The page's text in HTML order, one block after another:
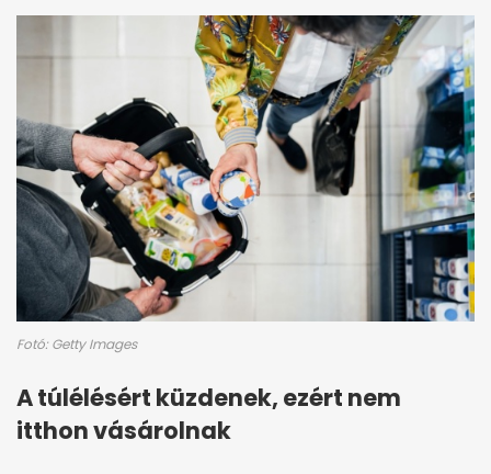
Fotó: Getty Images
A túlélésért küzdenek, ezért nem
itthon vásárolnak